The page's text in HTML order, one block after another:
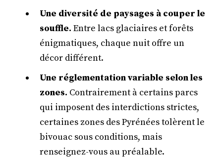
Une diversité de paysages à couper le
souffle. Entre lacs glaciaires et forêts
énigmatiques, chaque nuit offre un
décor différent.
Une réglementation variable selon les
zones. Contrairement à certains parcs
qui imposent des interdictions strictes,
certaines zones des Pyrénées tolèrent le
bivouac sous conditions, mais
renseignez-vous au préalable.